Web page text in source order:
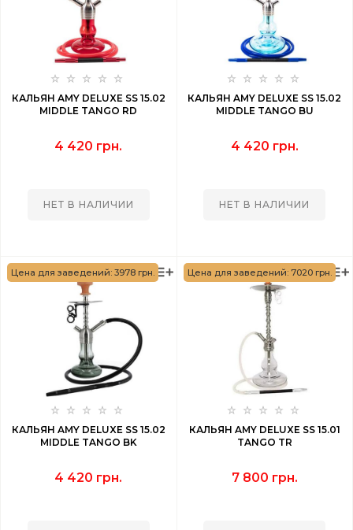
КАЛЬЯН AMY DELUXE SS 15.02
MIDDLE TANGO RD
4 420 грн.
НЕТ В НАЛИЧИИ
КАЛЬЯН AMY DELUXE SS 15.02
MIDDLE TANGO BU
4 420 грн.
НЕТ В НАЛИЧИИ
Цена для заведений: 3978 грн.
КАЛЬЯН AMY DELUXE SS 15.02
MIDDLE TANGO BK
4 420 грн.
Цена для заведений: 7020 грн.
КАЛЬЯН AMY DELUXE SS 15.01
TANGO TR
7 800 грн.